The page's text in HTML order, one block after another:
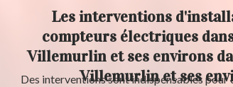
Les interventions
compteurs électriques
Villemurlin et ses environs
Villemurlin et ses
Des interventions sont indispensables pour